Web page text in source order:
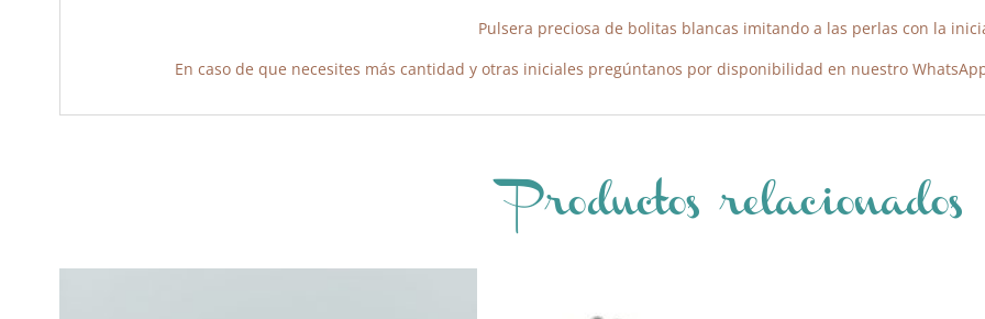
Pulsera preciosa de bolitas blancas imitando a las perlas con la
En caso de que necesites más cantidad y otras iniciales pregúntanos por disponibilidad en nuestro
Productos relacionados